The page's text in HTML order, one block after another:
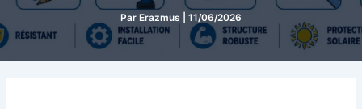
Par Erazmus 11/06/2026